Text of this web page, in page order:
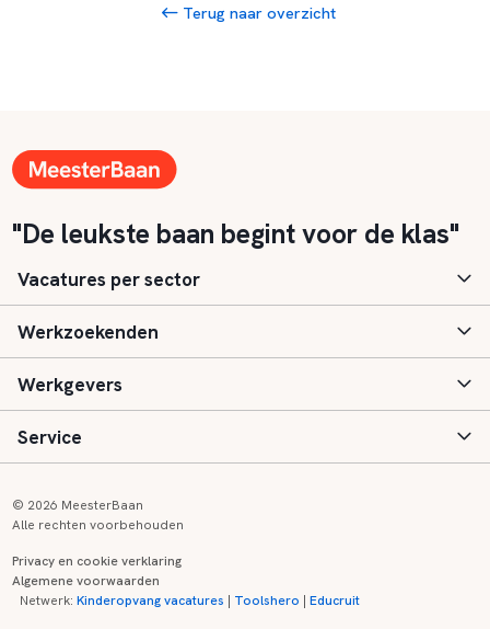
Terug naar overzicht
"De leukste baan begint voor de klas"
Vacatures per sector
Basisonderwijs
Speciaal (basis) onderwijs
Voortgezet onderwijs
Kinderopvang
Werkzoekenden
Aanmelden
Vacatures
Zij-instroom informatie
Werkgevers
Inloggen
Registreren
Service
Onderwijs links
© 2026 MeesterBaan
Alle rechten voorbehouden
Privacy en cookie verklaring
Algemene voorwaarden
Netwerk:Kinderopvang vacatures | Toolshero |Educruit